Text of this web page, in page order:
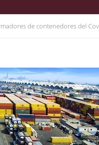
de contenedores del